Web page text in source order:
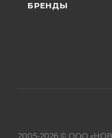
БРЕНДЫ
2005-2026 © ООО